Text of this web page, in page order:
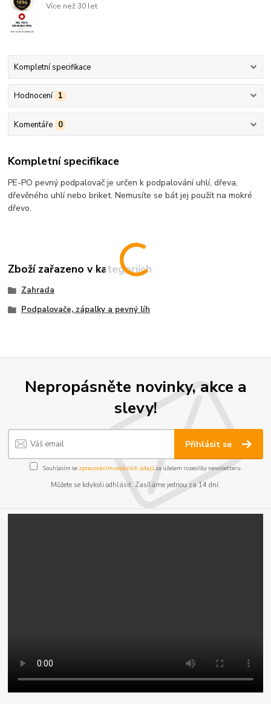
Více než 30 let
Kompletní specifikace
Hodnocení 1
Komentáře 0
Kompletní specifikace
PE-PO pevný podpalovač je určen k podpalování uhlí, dřeva,
dřevěného uhlí nebo briket. Nemusíte se bát jej použít na mokré
dřevo.
Zboží zařazeno v kategoriích
Zahrada
Podpalovače, zápalky a pevný líh
Nepropásněte novinky, akce a
slevy!
Přihlásit se
Souhlasím se zpracováním osobních údajůza účelem rozesílky newsletteru.
Můžete se kdykoli odhlásit. Zasíláme jednou za 14 dní.